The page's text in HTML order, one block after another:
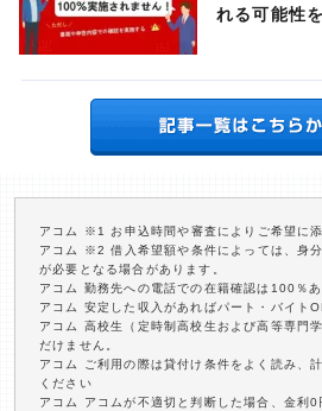
れる可能性
アコム ※1 お申込時間や審査によりご希望に
アコム ※2 借入希望額や条件によっては、身
が必要となる場合があります。
アコム 勤務先への電話での在籍確認は100％あ
アコム 安定した収入があればパート・バイト
アコム 高校生（定時制高校生および高等専門
だけません。
アコム ご利用の際は貸付け条件をよく読み、
ください
アコム アコムが不適切と判断した場合、金利